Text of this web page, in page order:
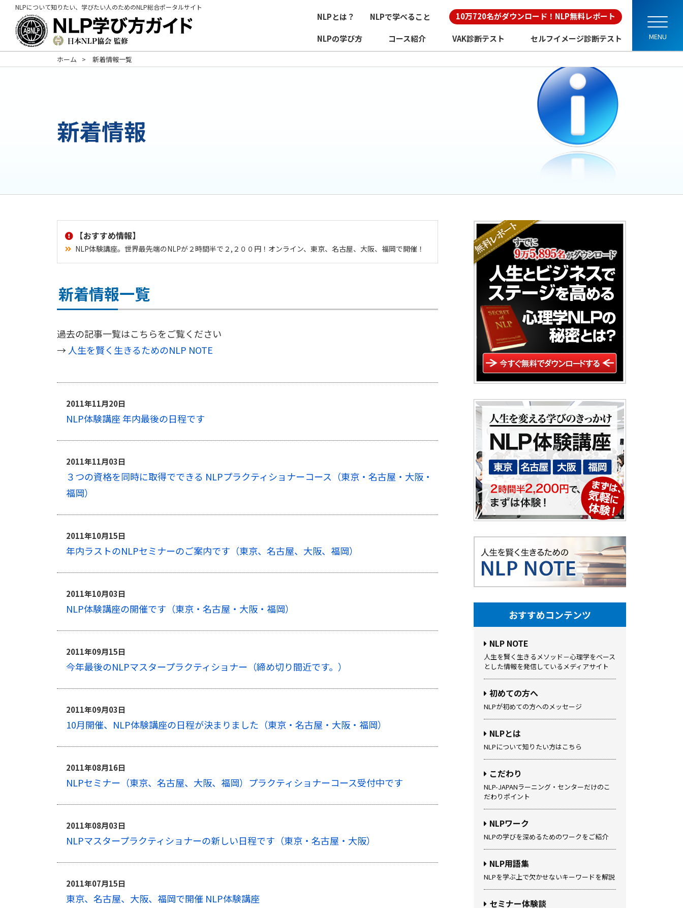
NLPについて知りたい、学びたい人のためのNLP総合ポータルサイト
NLPとは？ NLPで学べること 10万720名がダウンロード！NLP無料レポート
NLPの学び方 コース紹介 VAK診断テスト セルフイメージ診断テスト
ホーム 新着情報一覧
新着情報
【おすすめ情報】
NLP体験講座。世界最先端のNLPが２時間半で２,２００円！オンライン、東京、名古屋、大阪、福岡で開催！
新着情報一覧
過去の記事一覧はこちらをご覧ください
→ 人生を賢く生きるためのNLP NOTE
2011年11月20日
NLP体験講座 年内最後の日程です
2011年11月03日
３つの資格を同時に取得でできる NLPプラクティショナーコース（東京・名古屋・大阪・
福岡）
2011年10月15日
年内ラストのNLPセミナーのご案内です（東京、名古屋、大阪、福岡）
2011年10月03日
NLP体験講座の開催です（東京・名古屋・大阪・福岡）
2011年09月15日
今年最後のNLPマスタープラクティショナー（締め切り間近です。）
2011年09月03日
10月開催、NLP体験講座の日程が決まりました（東京・名古屋・大阪・福岡）
2011年08月16日
NLPセミナー（東京、名古屋、大阪、福岡）プラクティショナーコース受付中です
2011年08月03日
NLPマスタープラクティショナーの新しい日程です（東京・名古屋・大阪）
2011年07月15日
東京、名古屋、大阪、福岡で開催 NLP体験講座
おすすめコンテンツ
NLP NOTE
人生を賢く生きるメソッド－心理学をベース
とした情報を発信しているメディアサイト
初めての方へ
NLPが初めての方へのメッセージ
NLPとは
NLPについて知りたい方はこちら
こだわり
NLP-JAPANラーニング・センターだけのこ
だわりポイント
NLPワーク
NLPの学びを深めるためのワークをご紹介
NLP用語集
NLPを学ぶ上で欠かせないキーワードを解説
セミナー体験談